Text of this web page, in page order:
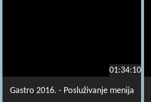
01:34:10
Gastro 2016. - Posluživanje menija